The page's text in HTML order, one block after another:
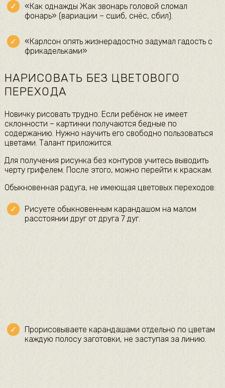
«Как однажды Жак звонарь головой сломал
фонарь» (вариации – сшиб, снёс, сбил).
«Карлсон опять жизнерадостно задумал гадость с
фрикадельками»
НАРИСОВАТЬ БЕЗ ЦВЕТОВОГО
ПЕРЕХОДА
Новичку рисовать трудно. Если ребёнок не имеет
склонности – картинки получаются бедные по
содержанию. Нужно научить его свободно пользоваться
цветами. Талант приложится.
Для получения рисунка без контуров учитесь выводить
черту грифелем. После этого, можно перейти к краскам.
Обыкновенная радуга, не имеющая цветовых переходов:
Рисуете обыкновенным карандашом на малом
расстоянии друг от друга 7 дуг.
Прорисовываете карандашами отдельно по цветам
каждую полосу заготовки, не заступая за линию.